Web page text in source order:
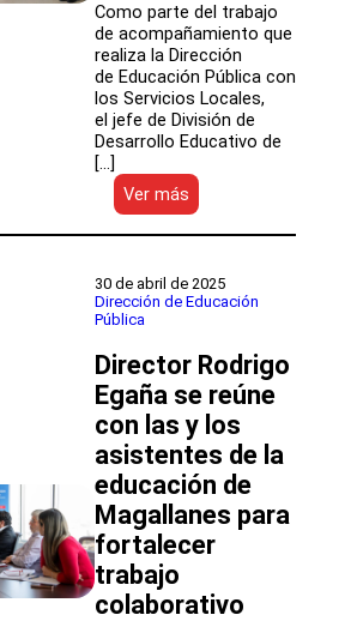
Como parte del trabajo
de acompañamiento que
realiza la Dirección
de Educación Pública con
los Servicios Locales,
el jefe de División de
Desarrollo Educativo de
[…]
Ver más
Dirección
de
Pública
analizó
la
recuperación
educativa
en
establecimientos
del
SLEP
30 de abril de 2025
Dirección de Educación
Pública
Director Rodrigo
Egaña se reúne
con las y los
asistentes de la
educación de
Magallanes para
fortalecer
trabajo
colaborativo